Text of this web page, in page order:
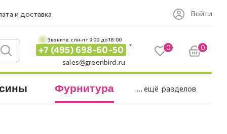
и доставка Войти
Звоните: c пн-пт 9:00 до 18:00
+7 (495) 698-60-50
sales@greenbird.ru
0 0
Фурнитура ... ещё разделов